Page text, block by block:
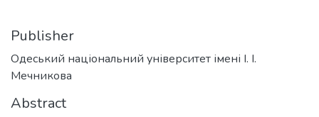
Publisher
Одеський національний університет імені І. І.
Мечникова
Abstract